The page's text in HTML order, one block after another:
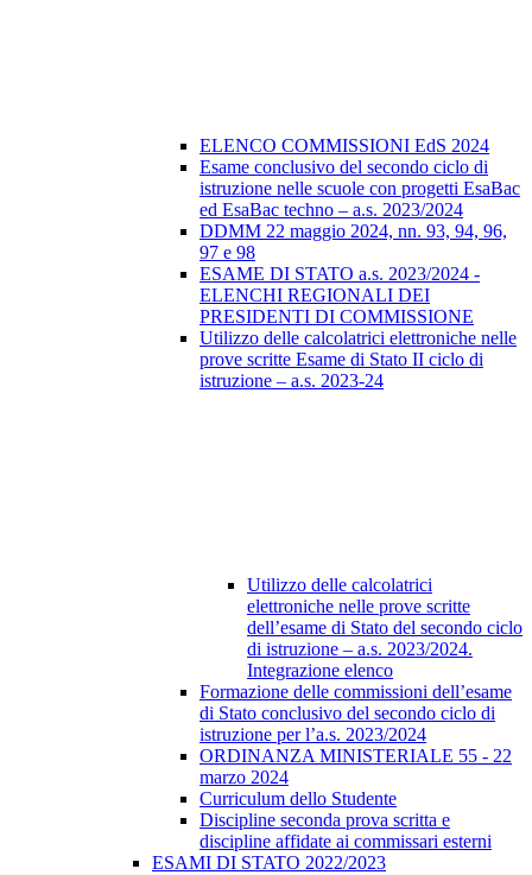
ELENCO COMMISSIONI EdS 2024
Esame conclusivo del secondo ciclo di
istruzione nelle scuole con progetti EsaBac
ed EsaBac techno – a.s. 2023/2024
DDMM 22 maggio 2024, nn. 93, 94, 96,
97 e 98
ESAME DI STATO a.s. 2023/2024 -
ELENCHI REGIONALI DEI
PRESIDENTI DI COMMISSIONE
Utilizzo delle calcolatrici elettroniche nelle
prove scritte Esame di Stato II ciclo di
istruzione – a.s. 2023-24
Utilizzo delle calcolatrici
elettroniche nelle prove scritte
dell’esame di Stato del secondo ciclo
di istruzione – a.s. 2023/2024.
Integrazione elenco
Formazione delle commissioni dell’esame
di Stato conclusivo del secondo ciclo di
istruzione per l’a.s. 2023/2024
ORDINANZA MINISTERIALE 55 - 22
marzo 2024
Curriculum dello Studente
Discipline seconda prova scritta e
discipline affidate ai commissari esterni
ESAMI DI STATO 2022/2023